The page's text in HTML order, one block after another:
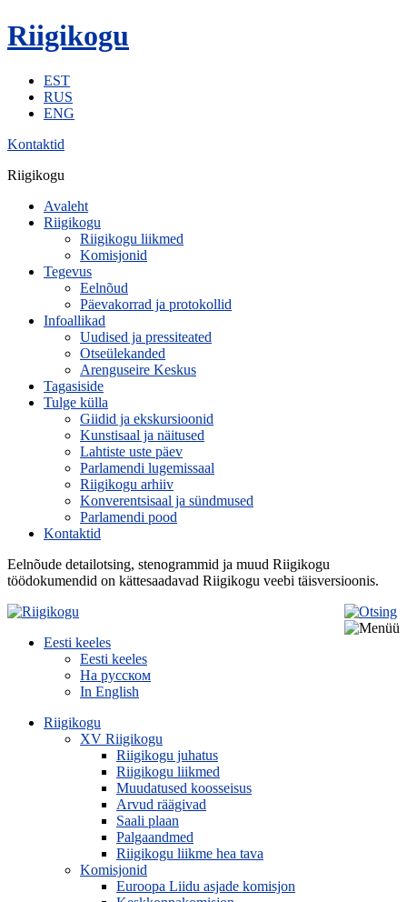
Riigikogu
EST
RUS
ENG
Kontaktid
Riigikogu
Avaleht
Riigikogu
Riigikogu liikmed
Komisjonid
Tegevus
Eelnõud
Päevakorrad ja protokollid
Infoallikad
Uudised ja pressiteated
Otseülekanded
Arenguseire Keskus
Tagasiside
Tulge külla
Giidid ja ekskursioonid
Kunstisaal ja näitused
Lahtiste uste päev
Parlamendi lugemissaal
Riigikogu arhiiv
Konverentsisaal ja sündmused
Parlamendi pood
Kontaktid
Eelnõude detailotsing, stenogrammid ja muud Riigikogu
töödokumendid on kättesaadavad Riigikogu veebi täisversioonis.
Eesti keeles
Eesti keeles
На русском
In English
Riigikogu
XV Riigikogu
Riigikogu juhatus
Riigikogu liikmed
Muudatused koosseisus
Arvud räägivad
Saali plaan
Palgaandmed
Riigikogu liikme hea tava
Komisjonid
Euroopa Liidu asjade komisjon